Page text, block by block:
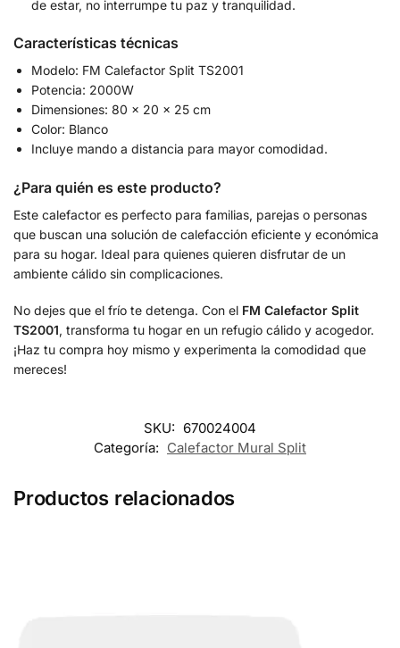
de estar, no interrumpe tu paz y tranquilidad.
Características técnicas
Modelo: FM Calefactor Split TS2001
Potencia: 2000W
Dimensiones: 80 x 20 x 25 cm
Color: Blanco
Incluye mando a distancia para mayor comodidad.
¿Para quién es este producto?
Este calefactor es perfecto para familias, parejas o personas
que buscan una solución de calefacción eficiente y económica
para su hogar. Ideal para quienes quieren disfrutar de un
ambiente cálido sin complicaciones.
No dejes que el frío te detenga. Con el FM Calefactor Split
TS2001, transforma tu hogar en un refugio cálido y acogedor.
¡Haz tu compra hoy mismo y experimenta la comodidad que
mereces!
SKU: 670024004
Categoría: Calefactor Mural Split
Productos relacionados